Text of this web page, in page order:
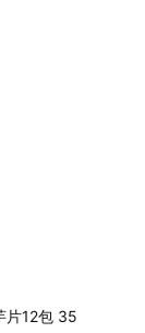
片12包 35